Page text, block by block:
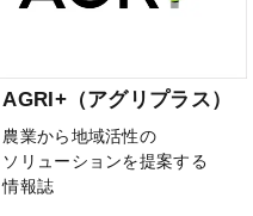
AGRI+（アグリプラス）
農業から地域活性の
ソリューションを提案する
情報誌